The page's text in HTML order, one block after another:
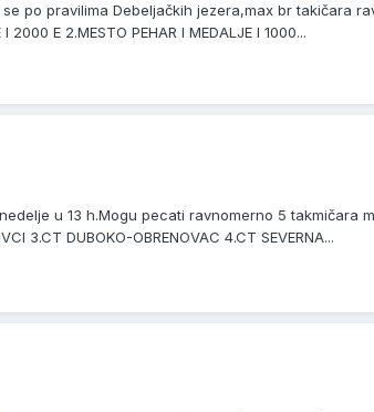
po pravilima Debeljačkih jezera,max br takičara
E 2.MESTO PEHAR I MEDALJE I 1000...
u 13 h.Mogu pecati ravnomerno 5
3.CT DUBOKO-OBRENOVAC 4.CT SEVERNA...